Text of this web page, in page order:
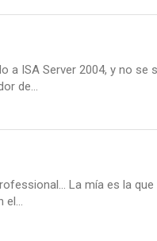
ISA Server 2004, y no se
de...
La mía es la
el...